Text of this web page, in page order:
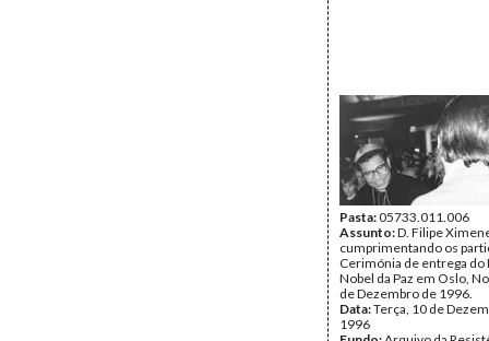
Pasta:05733.011.006
Assunto:D. Filipe
cumprimentando os
Cerimónia de entrega do
Nobel da Paz em Oslo,
de Dezembro de 1996.
Data:Terça, 10 de
1996